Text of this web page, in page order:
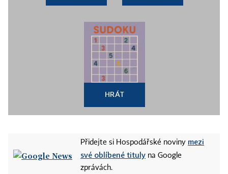
HRÁT
Přidejte si Hospodářské noviny mezi
své oblíbené tituly na Google
zprávách.